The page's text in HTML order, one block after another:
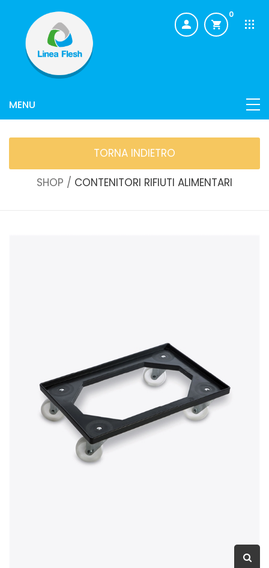
0
TORNA INDIETRO
SHOP / CONTENITORI RIFIUTI ALIMENTARI